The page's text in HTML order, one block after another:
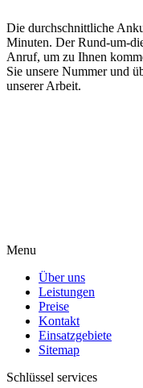
Die durchschnittliche
Minuten. Der Rund-um-
Anruf, um zu Ihnen
Sie unsere Nummer und
unserer Arbeit.
Menu
Über uns
Leistungen
Preise
Kontakt
Einsatzgebiete
Sitemap
Schlüssel services